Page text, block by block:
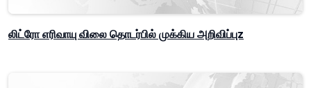
லிட்ரோ எரிவாயு விலை தொடர்பில் முக்கிய அறிவிப்புz